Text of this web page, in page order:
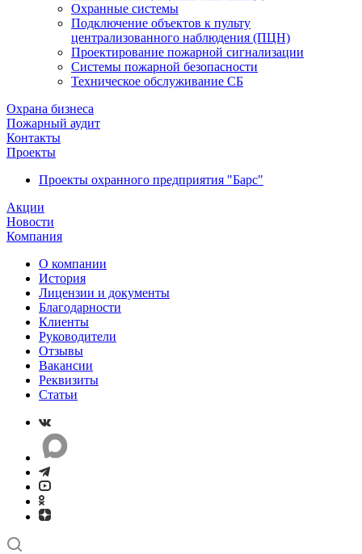
Охранные системы
Подключение объектов к пульту
централизованного наблюдения (ПЦН)
Проектирование пожарной сигнализации
Системы пожарной безопасности
Техническое обслуживание СБ
Охрана бизнеса
Пожарный аудит
Контакты
Проекты
Проекты охранного предприятия "Барс"
Акции
Новости
Компания
О компании
История
Лицензии и документы
Благодарности
Клиенты
Руководители
Отзывы
Вакансии
Реквизиты
Статьи